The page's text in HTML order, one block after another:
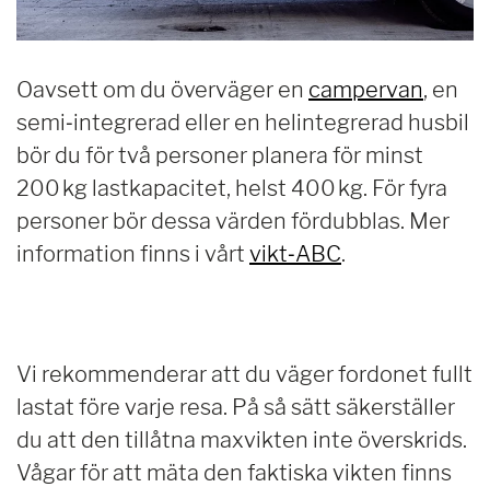
Oavsett om du överväger en campervan, en
semi‑integrerad eller en helintegrerad husbil
bör du för två personer planera för minst
200 kg lastkapacitet, helst 400 kg. För fyra
personer bör dessa värden fördubblas. Mer
information finns i vårt vikt‑ABC.
Vi rekommenderar att du väger fordonet fullt
lastat före varje resa. På så sätt säkerställer
du att den tillåtna maxvikten inte överskrids.
Vågar för att mäta den faktiska vikten finns